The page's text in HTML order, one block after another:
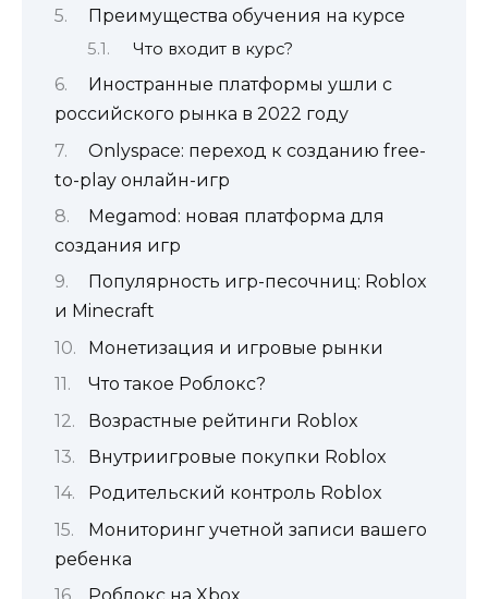
Преимущества обучения на курсе
Что входит в курс?
Иностранные платформы ушли с
российского рынка в 2022 году
Onlyspace: переход к созданию free-
to-play онлайн-игр
Megamod: новая платформа для
создания игр
Популярность игр-песочниц: Roblox
и Minecraft
Монетизация и игровые рынки
Что такое Роблокс?
Возрастные рейтинги Roblox
Внутриигровые покупки Roblox
Родительский контроль Roblox
Мониторинг учетной записи вашего
ребенка